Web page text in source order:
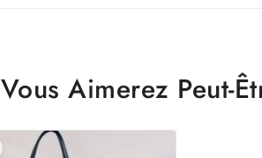
Vous Aimerez Peut-